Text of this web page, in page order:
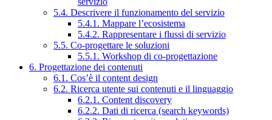
5.4. Descrivere il funzionamento del servizio
5.4.1. Mappare l’ecosistema
5.4.2. Rappresentare i flussi di servizio
5.5. Co-progettare le soluzioni
5.5.1. Workshop di co-progettazione
6. Progettazione dei contenuti
6.1. Cos’è il content design
6.2. Ricerca utente sui contenuti e il linguaggio
6.2.1. Content discovery
6.2.2. Dati di ricerca (search keywords)